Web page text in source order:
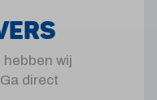
hebben wij
direct